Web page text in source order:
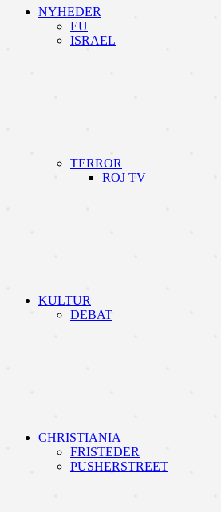
NYHEDER
EU
ISRAEL
TERROR
ROJ TV
KULTUR
DEBAT
CHRISTIANIA
FRISTEDER
PUSHERSTREET